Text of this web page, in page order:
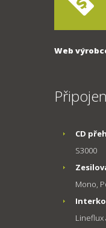
Web
CD
S3000
Mono,
Lineflux